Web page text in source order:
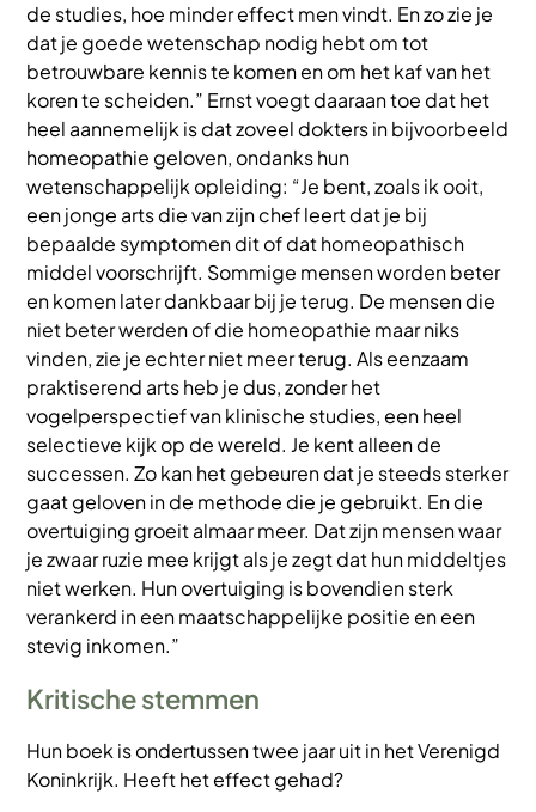
de studies, hoe minder effect men vindt. En zo zie je
dat je goede wetenschap nodig hebt om tot
betrouwbare kennis te komen en om het kaf van het
koren te scheiden.” Ernst voegt daaraan toe dat het
heel aannemelijk is dat zoveel dokters in bijvoorbeeld
homeopathie geloven, ondanks hun
wetenschappelijk opleiding: “Je bent, zoals ik ooit,
een jonge arts die van zijn chef leert dat je bij
bepaalde symptomen dit of dat homeopathisch
middel voorschrijft. Sommige mensen worden beter
en komen later dankbaar bij je terug. De mensen die
niet beter werden of die homeopathie maar niks
vinden, zie je echter niet meer terug. Als eenzaam
praktiserend arts heb je dus, zonder het
vogelperspectief van klinische studies, een heel
selectieve kijk op de wereld. Je kent alleen de
successen. Zo kan het gebeuren dat je steeds sterker
gaat geloven in de methode die je gebruikt. En die
overtuiging groeit almaar meer. Dat zijn mensen waar
je zwaar ruzie mee krijgt als je zegt dat hun middeltjes
niet werken. Hun overtuiging is bovendien sterk
verankerd in een maatschappelijke positie en een
stevig inkomen.”
Kritische stemmen
Hun boek is ondertussen twee jaar uit in het Verenigd
Koninkrijk. Heeft het effect gehad?